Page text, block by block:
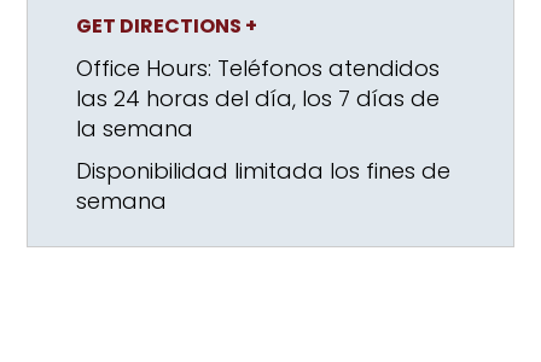
GET DIRECTIONS +
Office Hours: Teléfonos atendidos
las 24 horas del día, los 7 días de
la semana
Disponibilidad limitada los fines de
semana